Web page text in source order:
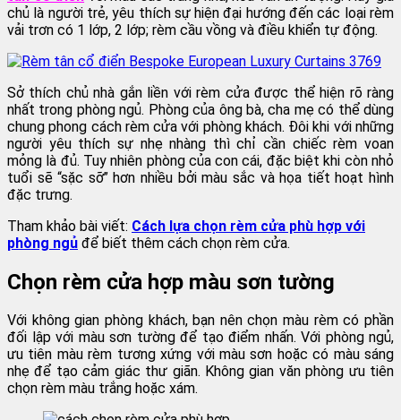
chủ là người trẻ, yêu thích sự hiện đại hướng đến các loại rèm
vải trơn có 1 lớp, 2 lớp; rèm cầu vồng và điều khiển tự động.
Sở thích chủ nhà gắn liền với rèm cửa được thể hiện rõ ràng
nhất trong phòng ngủ. Phòng của ông bà, cha mẹ có thể dùng
chung phong cách rèm cửa với phòng khách. Đôi khi với những
người yêu thích sự nhẹ nhàng thì chỉ cần chiếc rèm voan
mỏng là đủ. Tuy nhiên phòng của con cái, đặc biệt khi còn nhỏ
tuổi sẽ “sặc sỡ” hơn nhiều bởi màu sắc và họa tiết hoạt hình
đặc trưng.
Tham khảo bài viết: Cách lựa chọn rèm cửa phù hợp với
phòng ngủ để biết thêm cách chọn rèm cửa.
Chọn rèm cửa hợp màu sơn tường
Với không gian phòng khách, bạn nên chọn màu rèm có phần
đối lập với màu sơn tường để tạo điểm nhấn. Với phòng ngủ,
ưu tiên màu rèm tương xứng với màu sơn hoặc có màu sáng
nhẹ để tạo cảm giác thư giãn. Không gian văn phòng ưu tiên
chọn rèm màu trắng hoặc xám.